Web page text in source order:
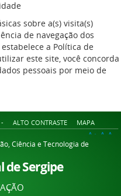
sobre a(s) visita(s)
de navegação dos
a Política de
este site, você concorda
pessoais por meio de
ALTO CONTRASTE MAPA
A+ A A-
Ciência e Tecnologia de
Sergipe